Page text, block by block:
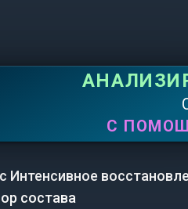
С
Интенсивное
состава